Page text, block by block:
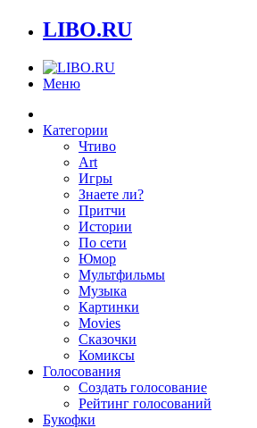
LIBO.RU
Меню
Категории
Чтиво
Art
Игры
Знаете ли?
Притчи
Истории
По сети
Юмор
Мультфильмы
Музыка
Картинки
Movies
Сказочки
Комиксы
Голосования
Создать голосование
Рейтинг голосований
Букофки